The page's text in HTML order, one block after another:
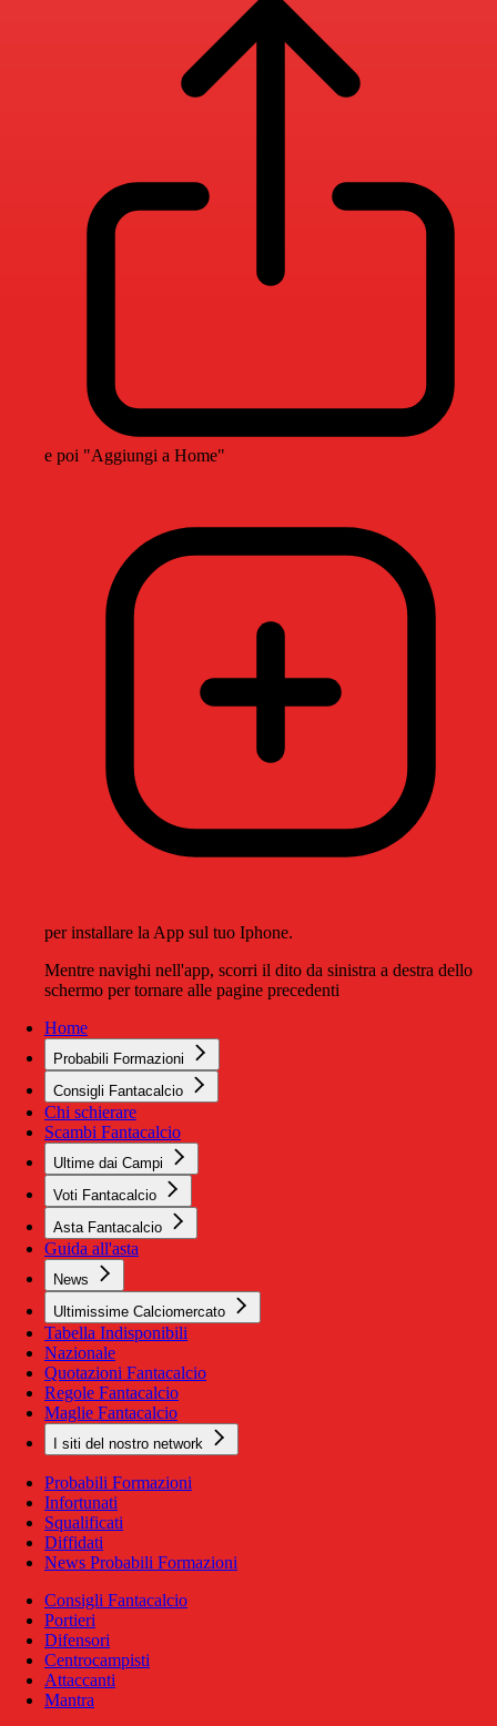
e poi "Aggiungi a Home"
per installare la App sul tuo Iphone.
Mentre navighi nell'app, scorri il dito da sinistra a destra dello
schermo per tornare alle pagine precedenti
Home
Probabili Formazioni
Consigli Fantacalcio
Chi schierare
Scambi Fantacalcio
Ultime dai Campi
Voti Fantacalcio
Asta Fantacalcio
Guida all'asta
News
Ultimissime Calciomercato
Tabella Indisponibili
Nazionale
Quotazioni Fantacalcio
Regole Fantacalcio
Maglie Fantacalcio
I siti del nostro network
Probabili Formazioni
Infortunati
Squalificati
Diffidati
News Probabili Formazioni
Consigli Fantacalcio
Portieri
Difensori
Centrocampisti
Attaccanti
Mantra